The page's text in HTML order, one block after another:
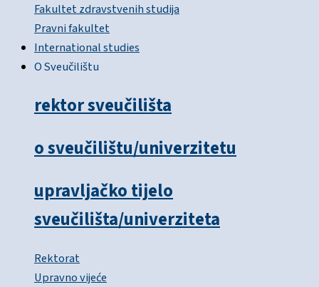
Fakultet zdravstvenih studija
Pravni fakultet
International studies
O Sveučilištu
rektor sveučilišta
o sveučilištu/univerzitetu
upravljačko tijelo
sveučilišta/univerziteta
Rektorat
Upravno vijeće